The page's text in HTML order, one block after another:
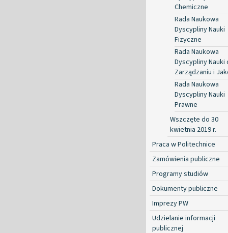
Chemiczne
Rada Naukowa
Dyscypliny Nauki
Fizyczne
Rada Naukowa
Dyscypliny Nauki
Zarządzaniu i
Rada Naukowa
Dyscypliny Nauki
Prawne
Wszczęte do 30
kwietnia 2019 r.
Praca w Politechnice
Zamówienia publiczne
Programy studiów
Dokumenty publiczne
Imprezy PW
Udzielanie informacji
publicznej